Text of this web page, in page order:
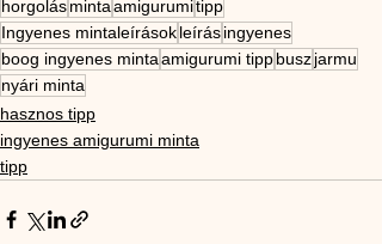
horgolásmintaamigurumitipp
Ingyenes mintaleírásokleírásingyenes
boog ingyenes mintaamigurumi tippbuszjarmu
nyári minta
hasznos tipp
ingyenes amigurumi minta
tipp